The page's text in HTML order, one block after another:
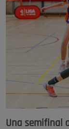
Una semifinal